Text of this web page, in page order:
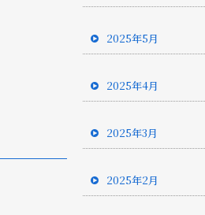
2025年5月
2025年4月
2025年3月
2025年2月